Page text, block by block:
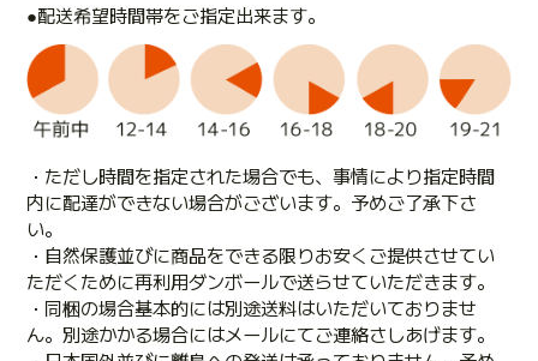
●配送希望時間帯をご指定出来ます。
・ただし時間を指定された場合でも、事情により指定時間
内に配達ができない場合がございます。予めご了承下さ
い。
・自然保護並びに商品をできる限りお安くご提供させてい
ただくために再利用ダンボールで送らせていただきます。
・同梱の場合基本的には別途送料はいただいておりませ
ん。別途かかる場合にはメールにてご連絡さしあげます。